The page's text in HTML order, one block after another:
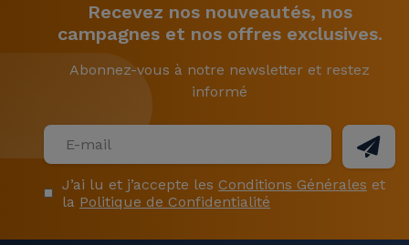
Recevez nos nouveautés, nos
campagnes et nos offres exclusives.
Abonnez-vous à notre newsletter et restez
informé
J’ai lu et j’accepte les Conditions Générales et
la Politique de Confidentialité